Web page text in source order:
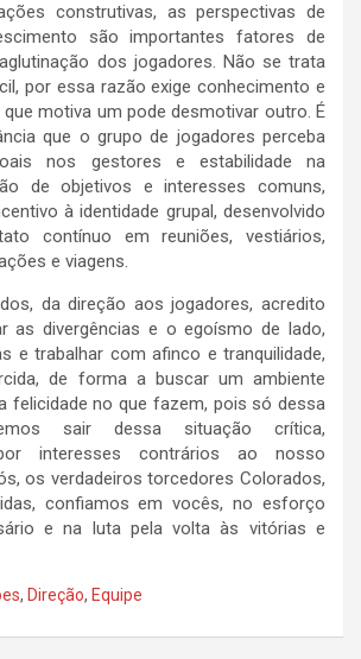
construtivas, as perspectivas de
são importantes fatores de
dos jogadores. Não se trata
por essa razão exige conhecimento e
que motiva um pode desmotivar outro. É
que o grupo de jogadores perceba
nos gestores e estabilidade na
de objetivos e interesses comuns,
à identidade grupal, desenvolvido
contínuo em reuniões, vestiários,
e viagens.
da direção aos jogadores, acredito
as divergências e o egoísmo de lado,
e trabalhar com afinco e tranquilidade,
de forma a buscar um ambiente
felicidade no que fazem, pois só dessa
sair dessa situação crítica,
interesses contrários ao nosso
os verdadeiros torcedores Colorados,
confiamos em vocês, no esforço
e na luta pela volta às vitórias e
, Direção, Equipe